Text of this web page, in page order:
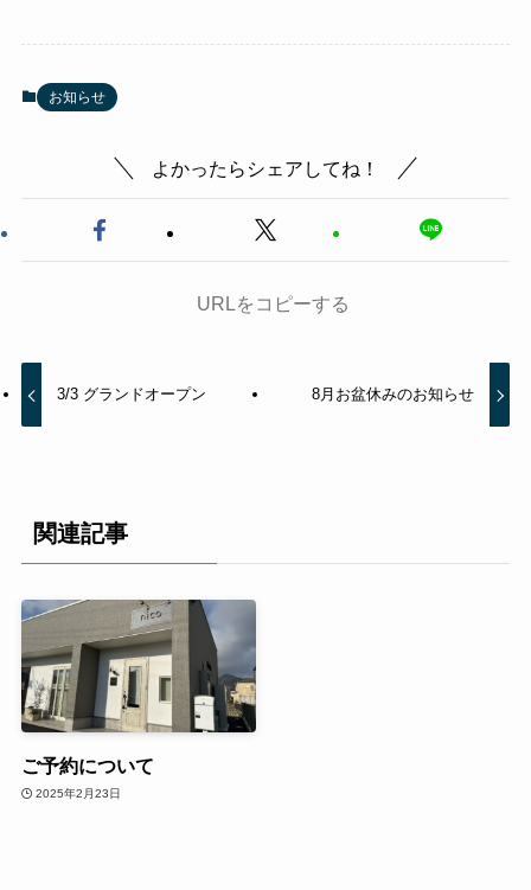
お知らせ
よかったらシェアしてね！
URLをコピーする
3/3 グランドオープン 8月お盆休みのお知らせ
関連記事
ご予約について
2025年2月23日